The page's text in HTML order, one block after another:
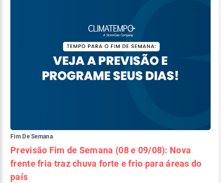
Fim De Semana
Previsão Fim de Semana (08 e 09/08): Nova
frente fria traz chuva forte e frio para áreas do
país